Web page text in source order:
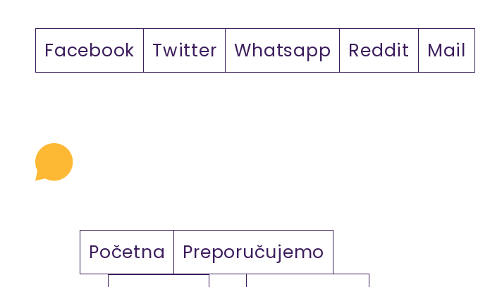
Facebook Twitter Whatsapp Reddit Mail
Početna
Preporučujemo